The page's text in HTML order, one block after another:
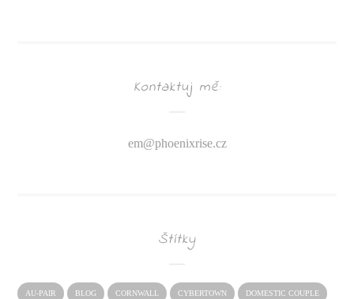
Kontaktuj mě:
em@phoenixrise.cz
Štítky
AU-PAIR BLOG CORNWALL CYBERTOWN DOMESTIC COUPLE